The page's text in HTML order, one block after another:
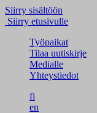
Siirry sisältöön
Siirry etusivulle
Työpaikat
Tilaa uutiskirje
Medialle
Yhteystiedot
fi
en